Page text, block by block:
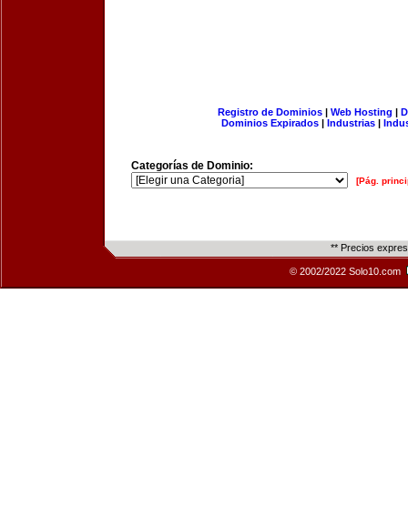
Registro de Dominios| Web Hosting |
Dominios Expirados | Industrias |
Categorías de Dominio:
[Pág.
** Precios
© 2002/2022 Solo10.com